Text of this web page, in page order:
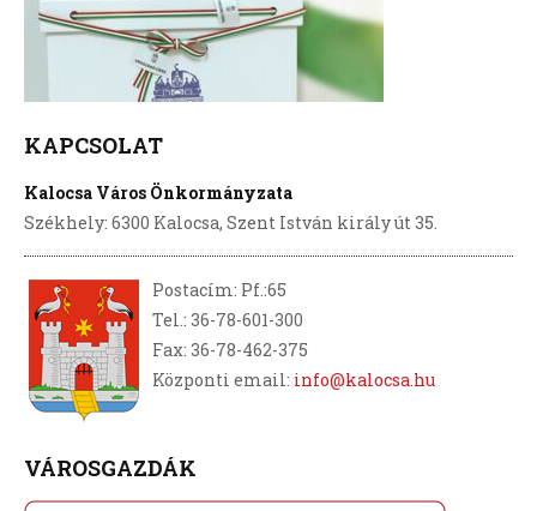
KAPCSOLAT
Kalocsa Város Önkormányzata
Székhely: 6300 Kalocsa, Szent István király út 35.
Postacím: Pf.:65
Tel.: 36-78-601-300
Fax: 36-78-462-375
Központi email: info@kalocsa.hu
VÁROSGAZDÁK